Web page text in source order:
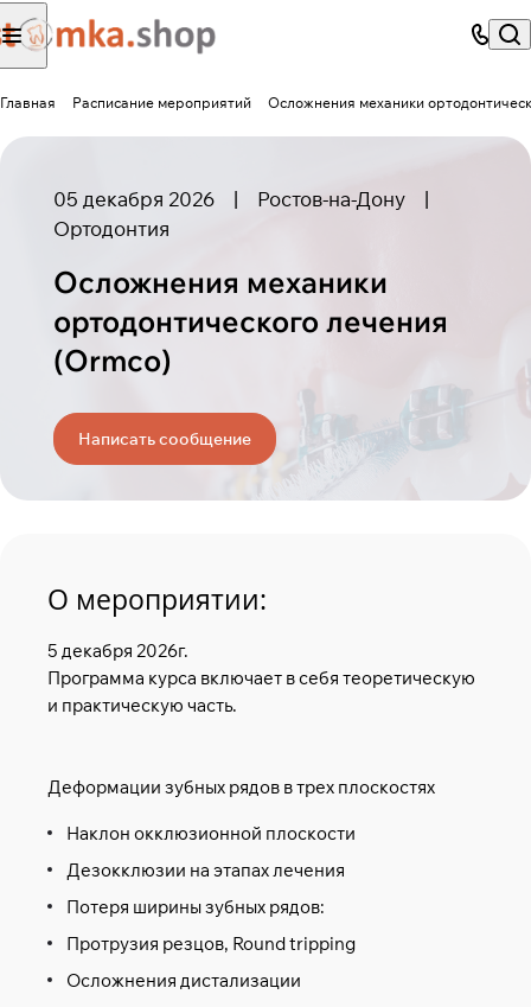
Главная Расписание мероприятий Осложнения механики
05 декабря 2026 | Ростов-на-Дону
|
Ортодонтия
Осложнения механики
ортодонтического лечения
(Ormco)
Написать сообщение
О мероприятии:
5 декабря 2026г.
Программа курса включает в себя теоретическую
и практическую часть.
Деформации зубных рядов в трех плоскостях
Наклон окклюзионной плоскости
Дезокклюзии на этапах лечения
Потеря ширины зубных рядов:
Протрузия резцов, Round tripping
Осложнения дистализации